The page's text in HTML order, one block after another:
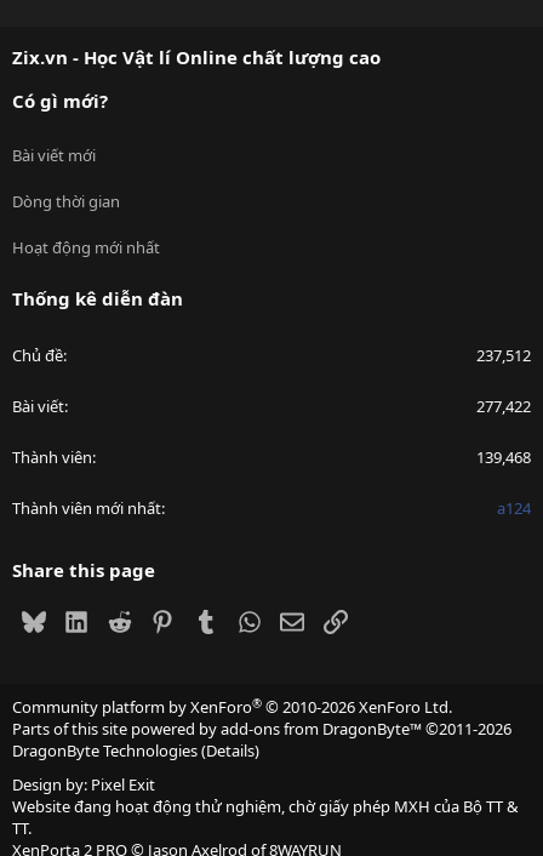
Zix.vn - Học Vật lí Online chất lượng cao
Có gì mới?
Bài viết mới
Dòng thời gian
Hoạt động mới nhất
Thống kê diễn đàn
Chủ đề 237,512
Bài viết 277,422
Thành viên 139,468
Thành viên mới nhất a124
Share this page
BlueskyLinkedIn
Reddit PinterestTumblrWhatsApp
EmailLink
Community platform by XenForo® © 2010-2026 XenForo Ltd.
Parts of this site powered byadd-ons from DragonByte™©2011-2026
DragonByte Technologies(Details)
Design by: Pixel Exit
Website đang hoạt động thử nghiệm, chờ giấy phép MXH của Bộ TT &
TT.
XenPorta 2 PRO© Jason Axelrod of8WAYRUN